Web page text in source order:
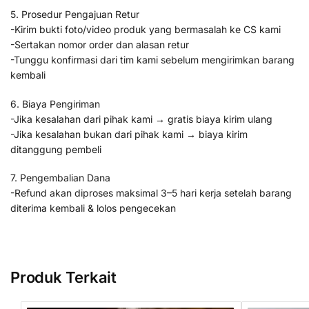
5. Prosedur Pengajuan Retur
-Kirim bukti foto/video produk yang bermasalah ke CS kami
-Sertakan nomor order dan alasan retur
-Tunggu konfirmasi dari tim kami sebelum mengirimkan barang
kembali
6. Biaya Pengiriman
-Jika kesalahan dari pihak kami → gratis biaya kirim ulang
-Jika kesalahan bukan dari pihak kami → biaya kirim
ditanggung pembeli
7. Pengembalian Dana
-Refund akan diproses maksimal 3–5 hari kerja setelah barang
diterima kembali & lolos pengecekan
Produk Terkait